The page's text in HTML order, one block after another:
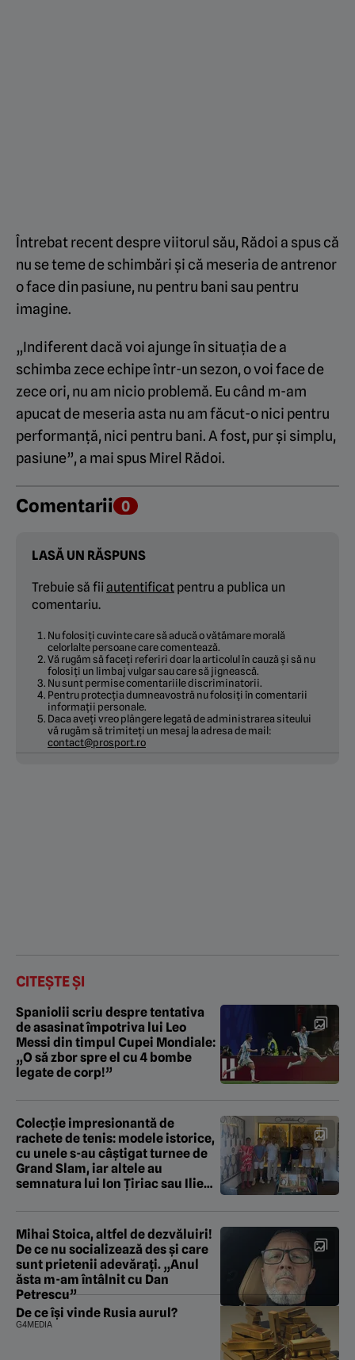
Întrebat recent despre viitorul său, Rădoi a spus că
nu se teme de schimbări și că meseria de antrenor
o face din pasiune, nu pentru bani sau pentru
imagine.
„Indiferent dacă voi ajunge în situația de a
schimba zece echipe într-un sezon, o voi face de
zece ori, nu am nicio problemă. Eu când m-am
apucat de meseria asta nu am făcut-o nici pentru
performanță, nici pentru bani. A fost, pur și simplu,
pasiune”, a mai spus Mirel Rădoi.
Comentarii 0
LASĂ UN RĂSPUNS
Trebuie să fii autentificat pentru a publica un
comentariu.
Nu folosiți cuvinte care să aducă o vătămare morală
celorlalte persoane care comentează.
Vă rugăm să faceți referiri doar la articolul în cauză și să nu
folosiți un limbaj vulgar sau care să jignească.
Nu sunt permise comentariile discriminatorii.
Pentru protecția dumneavostră nu folosiți în comentarii
informații personale.
Daca aveți vreo plângere legată de administrarea siteului
vă rugăm să trimiteți un mesaj la adresa de mail:
contact@prosport.ro
CITEȘTE ȘI
Spaniolii scriu despre tentativa
de asasinat împotriva lui Leo
Messi din timpul Cupei Mondiale:
„O să zbor spre el cu 4 bombe
legate de corp!”
Colecție impresionantă de
rachete de tenis: modele istorice,
cu unele s-au câștigat turnee de
Grand Slam, iar altele au
semnatura lui Ion Țiriac sau Ilie
Mihai Stoica, altfel de dezvăluiri!
De ce nu socializează des și care
sunt prietenii adevărați. „Anul
ăsta m-am întâlnit cu Dan
Petrescu”
De ce își vinde Rusia aurul?
G4MEDIA